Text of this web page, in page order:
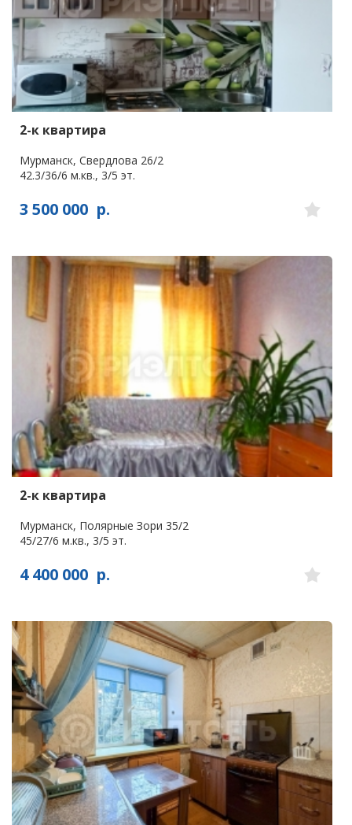
2-к квартира
Мурманск, Свердлова 26/2
42.3/36/6 м.кв., 3/5 эт.
3 500 000 р.
2-к квартира
Мурманск, Полярные Зори 35/2
45/27/6 м.кв., 3/5 эт.
4 400 000 р.